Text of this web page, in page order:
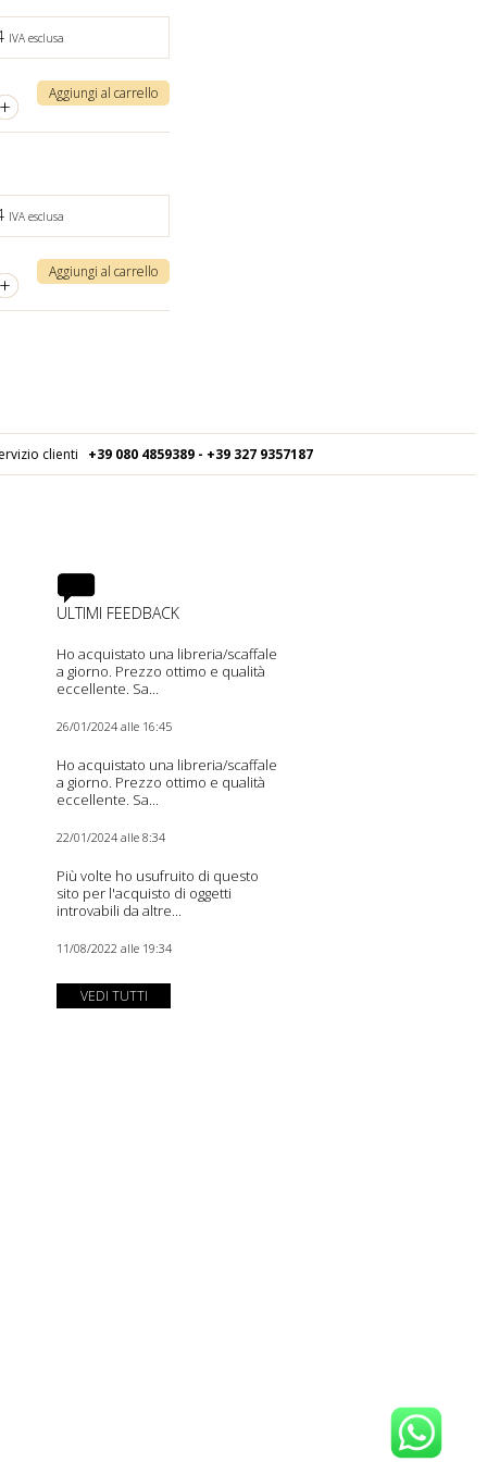
IVA esclusa
Aggiungi al carrello
+
IVA esclusa
Aggiungi al carrello
+
clienti +39 080 4859389 - +39 327 9357187
ULTIMI FEEDBACK
Ho acquistato una libreria/scaffale
a giorno. Prezzo ottimo e qualità
eccellente. Sa...
26/01/2024 alle 16:45
Ho acquistato una libreria/scaffale
a giorno. Prezzo ottimo e qualità
eccellente. Sa...
22/01/2024 alle 8:34
Più volte ho usufruito di questo
sito per l'acquisto di oggetti
introvabili da altre...
11/08/2022 alle 19:34
VEDI TUTTI